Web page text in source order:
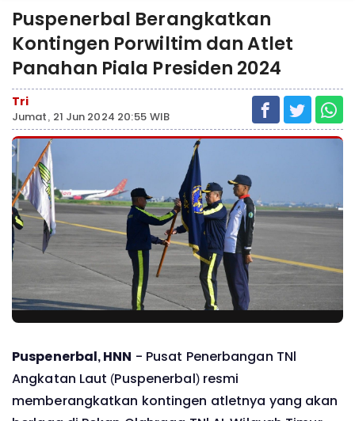
Puspenerbal Berangkatkan
Kontingen Porwiltim dan Atlet
Panahan Piala Presiden 2024
Tri
Jumat, 21 Jun 2024 20:55 WIB
Puspenerbal, HNN - Pusat Penerbangan TNl
Angkatan Laut (Puspenerbal) resmi
memberangkatkan kontingen atletnya yang akan